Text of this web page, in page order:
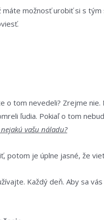
možnosť urobiť si s tým
o tom nevedeli? Zrejme
ľudia. Pokiaľ o tom
vašu náladu?
potom je úplne jasné, že
Každý deň. Aby sa